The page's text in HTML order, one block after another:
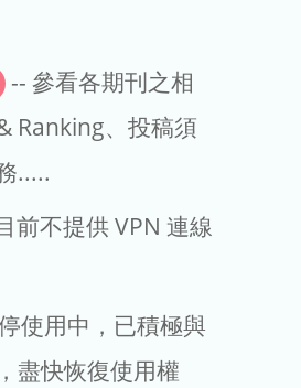
文章處理費
EndNote
-- 參看各期刊之相
Ranking、投稿須
.....
前不提供 VPN 連線
使用中，已積極與
盡快恢復使用權